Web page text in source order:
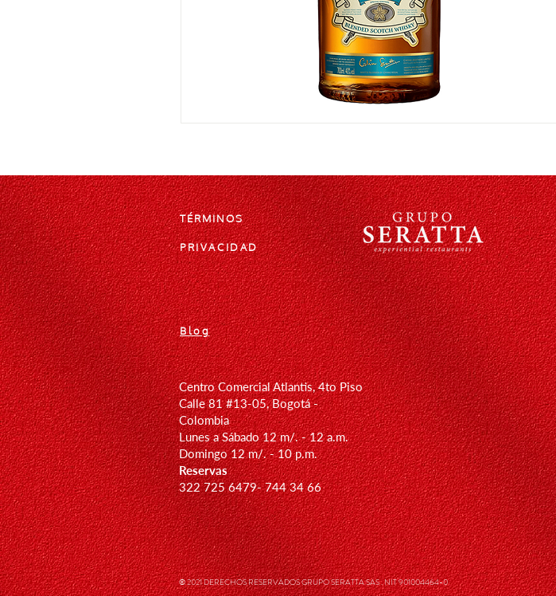
TÉRMINOS
PRIVACIDAD
Blog
Centro Comercial Atlantis, 4to Piso
Calle 81 #13-05, Bogotá -
Colombia
Lunes a Sábado 12 m/. - 12 a.m.
Domingo 12m/. - 10 p.m.
Reservas
322 725 6479- 744 34 66
© 2021 DERECHOS RESERVADOS GRUPO SERATTA SAS . NIT 901004464-0